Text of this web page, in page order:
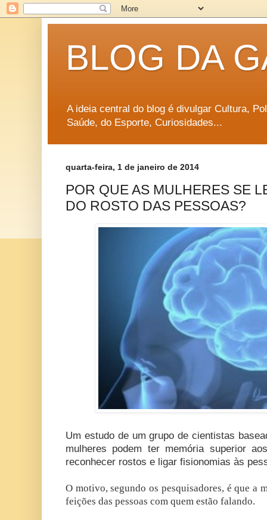
BLOG DA
A ideia central do blog é divulgar Cultura,
Saúde, do Esporte, Curiosidades...
quarta-feira, 1 de janeiro de 2014
POR QUE AS MULHERES SE
DO ROSTO DAS PESSOAS?
Um estudo de um grupo de cientistas
mulheres podem ter memória superior
reconhecer rostos e ligar fisionomias às
O motivo, segundo os pesquisadores, é que a
feições das pessoas com quem estão falando.